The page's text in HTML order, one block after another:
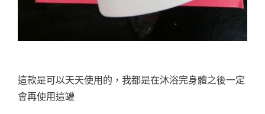
這款是可以天天使用的，我都是在沐浴完身體之後一定
會再使用這罐